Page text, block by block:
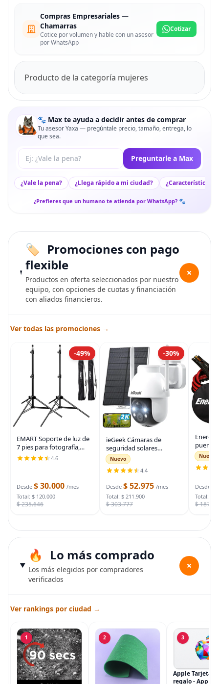
Compras Empresariales —
Chamarras
Cotice por volumen y hable con un asesor
por WhatsApp
Cotizar
Producto de la categoría mujeres
🐾 Max te ayuda a decidir antes de comprar
Tu asesor Yaxa — pregúntale precio, tamaño, entrega, lo
que sea.
Tu pregunta a Max Preguntarle a Max
¿Vale la pena? ¿Llega rápido a mi ciudad? ¿Características
¿Prefieres que un humano te atienda por WhatsApp? 🐾
Promociones con pago
flexible
Productos en oferta seleccionados por nuestro
equipo, con opciones de cuotas y financiación
con aliados financieros.
+
Ver todas las promociones →
-49%
EMART Soporte de luz de
7 pies para fotografía,
soporte de trípode
portátil para fotos y
con funda de
4.6
Desde $ 30.000 /mes
Total: $ 120.000
$ 235.646
-30%
ieGeek Cámaras de
seguridad solares
inalámbricas para
exteriores, cámara WiFi 2K
para sistema de
seguridad del hogar,
cámara de vigilancia
Nuevo
4.4
Desde $ 52.975 /mes
Total: $ 211.900
$ 303.777
puente
auto,
para
bolsa
Nuevo
Desde
Total: $
$
Lo más comprado
Los más elegidos por compradores
verificados
+
Ver rankings por ciudad →
1 2 3
Apple Tarjeta
regalo - App